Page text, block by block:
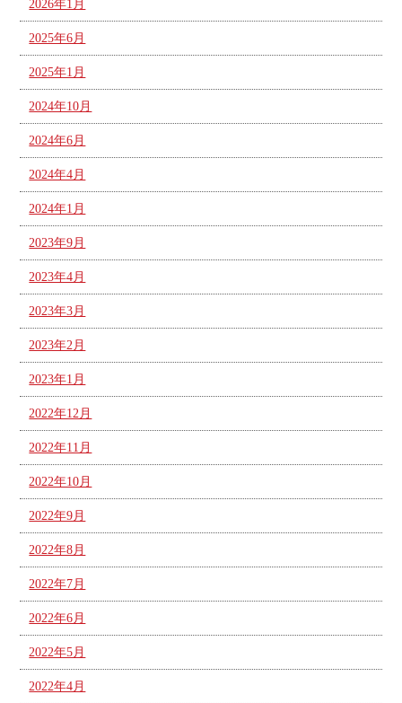
2026年1月
2025年6月
2025年1月
2024年10月
2024年6月
2024年4月
2024年1月
2023年9月
2023年4月
2023年3月
2023年2月
2023年1月
2022年12月
2022年11月
2022年10月
2022年9月
2022年8月
2022年7月
2022年6月
2022年5月
2022年4月